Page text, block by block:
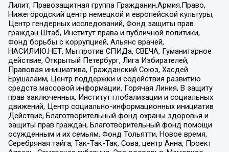
Лилит, Правозащитная группа Гражданин.Армия.Право,
Нижегородский центр немецкой и европейской культуры,
Центр гендерных исследований, Фонд защиты прав
граждан Штаб, Институт права и публичной политики,
Фонд борьбы с коррупцией, Альянс врачей,
НАСИЛИЮ.НЕТ, Мы против СПИДа, СВЕЧА, Гуманитарное
действие, Открытый Петербург, Лига Избирателей,
Правовая инициатива, Гражданский Союз, Хасдей
Ерушалаим, Центр поддержки и содействия развитию
средств массовой информации, Горячая Линия, В защиту
прав заключенных, Институт глобализации и социальных
движений, Центр социально-информационных инициатив
Действие, Благотворительный фонд охраны здоровья и
защиты прав граждан, Благотворительный фонд помощи
осужденным и их семьям, Фонд Тольятти, Новое время,
Серебряная тайга, Так-Так-Так, Сова, центр Анна, Проект